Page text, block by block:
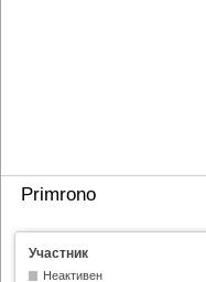
Primrono
Участник
Неактивен